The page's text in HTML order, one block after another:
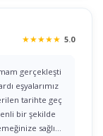
★★★★★ 5.0
gerçekleşti
eşyalarımız
tarihte geç
bir şekilde
sağlık